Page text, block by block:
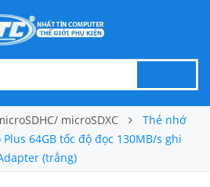
microSDXC
Thẻ nhớ
Plus 64GB tốc độ đọc 130MB/s ghi
(trắng)